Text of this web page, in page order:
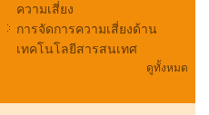
ความเสี่ยง
การจัดการความเสี่ยงด้าน
เทคโนโลยีสารสนเทศ
ดูทั้งหมด